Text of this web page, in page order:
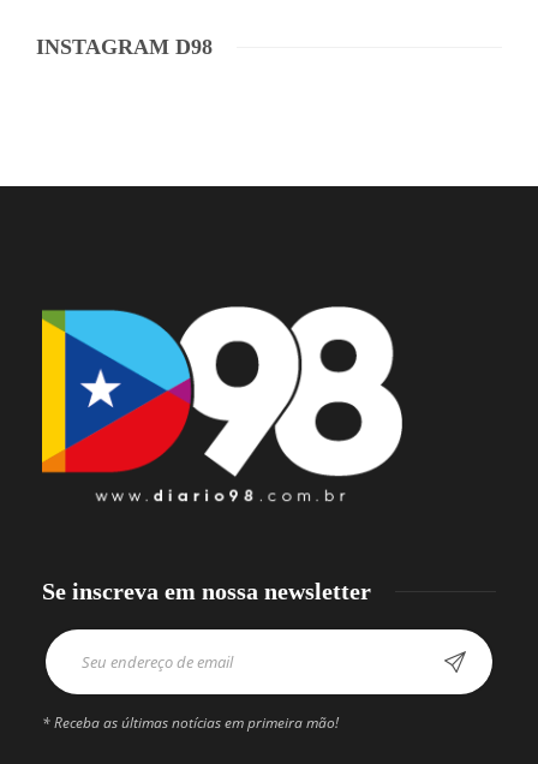
INSTAGRAM D98
Se inscreva em nossa newsletter
* Receba as últimas notícias em primeira mão!